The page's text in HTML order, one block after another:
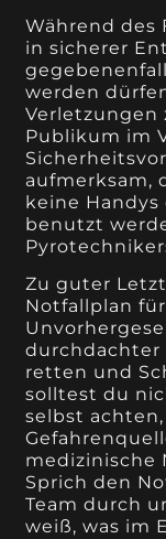
Während des
in sicherer
werden
Verletzungen
Publikum im
aufmerksam,
keine
benutzt
Zu guter
Notfallplan
durchdachter
retten und
solltest du
selbst
medizinische
Sprich den
Team durch
weiß, was im